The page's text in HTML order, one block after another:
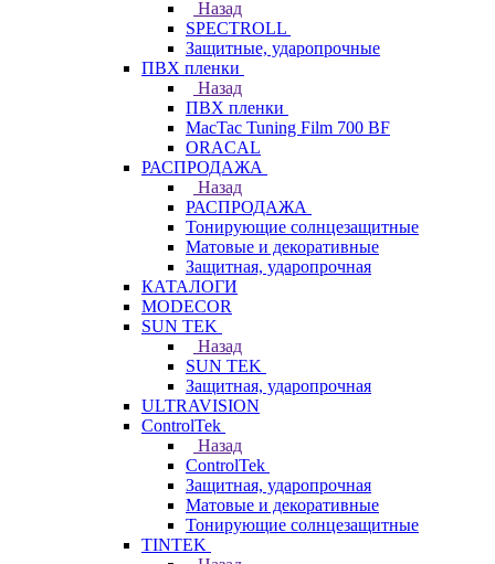
Назад
SPECTROLL
Защитные, ударопрочные
ПВХ пленки
Назад
ПВХ пленки
MacTac Tuning Film 700 BF
ORACAL
РАСПРОДАЖА
Назад
РАСПРОДАЖА
Тонирующие солнцезащитные
Матовые и декоративные
Защитная, ударопрочная
КАТАЛОГИ
MODECOR
SUN TEK
Назад
SUN TEK
Защитная, ударопрочная
ULTRAVISION
ControlTek
Назад
ControlTek
Защитная, ударопрочная
Матовые и декоративные
Тонирующие солнцезащитные
TINTEK